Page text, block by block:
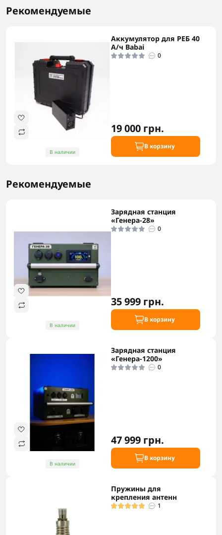
Рекомендуемые
В наличии
Аккумулятор для РЕБ 40
А/ч Babai
0
19 000 грн.
В корзину
Рекомендуемые
В наличии
Зарядная станция
«Генера-28»
0
35 999 грн.
В корзину
В наличии
Зарядная станция
«Генера-1200»
0
47 999 грн.
В корзину
Пружины для
крепления антенн
1